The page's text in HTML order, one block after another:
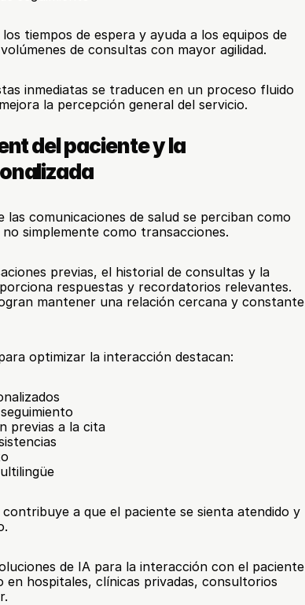
tiempos de espera y ayuda a los equipos de
de consultas con mayor agilidad.
inmediatas se traducen en un proceso fluido
la percepción general del servicio.
del paciente y la
las comunicaciones de salud se perciban como
simplemente como transacciones.
previas, el historial de consultas y la
respuestas y recordatorios relevantes.
mantener una relación cercana y constante
optimizar la interacción destacan:
previas a la cita
a que el paciente se sienta atendido y
de IA para la interacción con el paciente
hospitales, clínicas privadas, consultorios